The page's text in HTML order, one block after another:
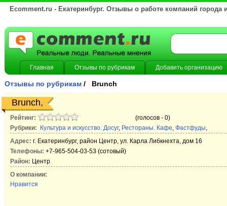
Ecomment.ru - Екатеринбург. Отзывы о работе компаний города
Главная Отзывы по рубрикам Добавить организацию
Отзывы по рубрикам / Brunch
Brunch,
Рейтинг: (голосов - 0)
Рубрики:
Культура и искусство. Досуг, Рестораны. Кафе, Фастфуды,
Адрес: г. Екатеринбург, район Центр, ул. Карла Либкнехта, дом 16
Телефоны: +7-965-504-03-53 (сотовый)
Район: Центр
О компании:
Нравится